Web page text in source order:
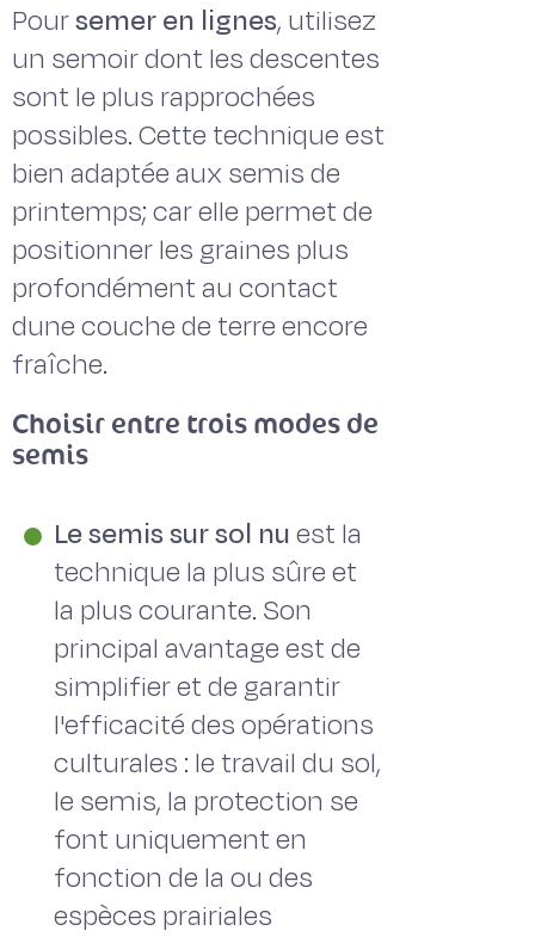
Poursemer en lignes, utilisez
un semoir dont les descentes
sont le plus rapprochées
possibles. Cette technique est
bien adaptée aux semis de
printemps; car elle permet de
positionner les graines plus
profondément au contact
dune couche de terre encore
fraîche.
Choisir entre trois modes de
semis
Le semis sur sol nuest la
technique la plus sûre et
la plus courante. Son
principal avantage est de
simplifier et de garantir
l'efficacité des opérations
culturales : le travail du sol,
le semis, la protection se
font uniquement en
fonction de la ou des
espèces prairiales